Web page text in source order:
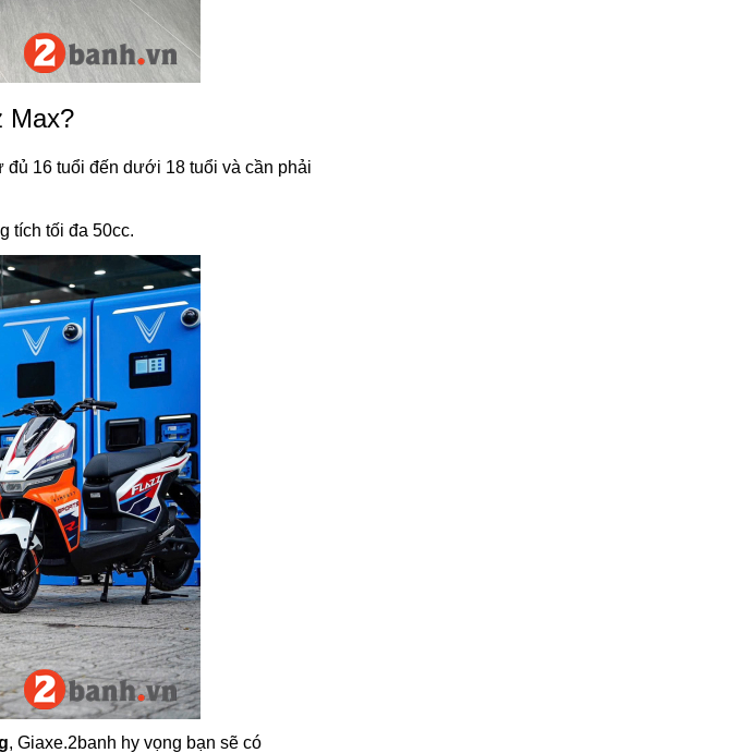
Max?
16 tuổi đến dưới 18 tuổi và cần phải
tích tối đa 50cc.
, Giaxe.2banh hy vọng bạn sẽ có